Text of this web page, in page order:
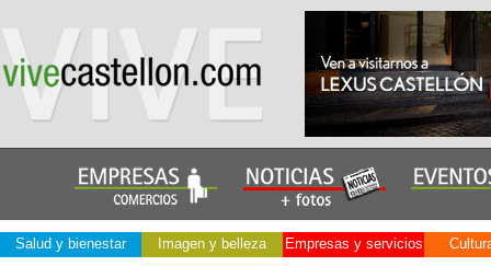
Salud y bienestar Imagen y belleza Empresas y servicios